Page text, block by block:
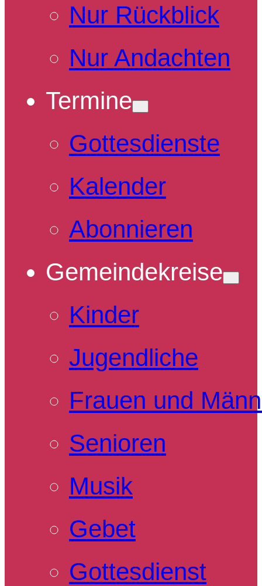
Nur Rückblick
Nur Andachten
Termine
Gottesdienste
Kalender
Abonnieren
Gemeindekreise
Kinder
Jugendliche
Frauen und
Senioren
Musik
Gebet
Gottesdienst